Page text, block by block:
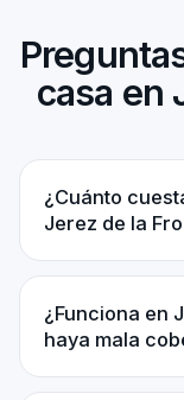
casa en
¿Cuánto
Jerez de la
¿Funciona en
haya mala